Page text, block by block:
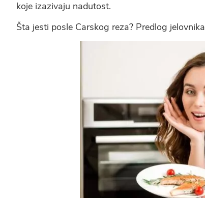
koje izazivaju nadutost.
Šta jesti posle Carskog reza? Predlog jelovnika